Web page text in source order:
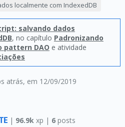
atrás, em 12/09/2019
localmente com IndexedDB
salvando dados
, no capítulo Padronizando
pattern DAO e atividade
| 96.9k xp | 6posts